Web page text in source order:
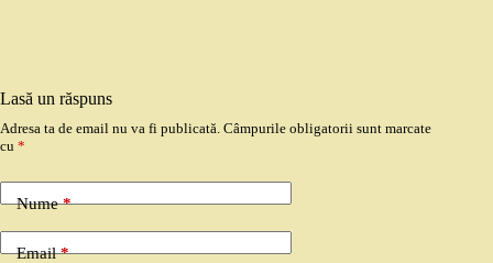
Lasă un răspuns
Adresa ta de email nu va fi publicată. Câmpurile obligatorii sunt marcate
cu *
Nume*
Email*